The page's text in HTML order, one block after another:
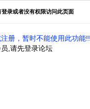
登录或者没有权限访问此页面
册，暂时不能使用此功能!!
,请先登录论坛